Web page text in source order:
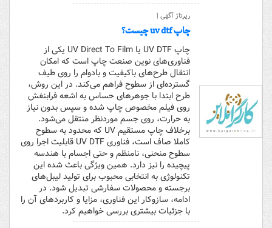
رپرتاژ آگهی |
چاپ uv dtf چیست؟
چاپ UV DTF یا UV Direct To Film یکی از
فناوری‌های نوین صنعت چاپ است که امکان
انتقال طرح‌های باکیفیت و بادوام را روی طیف
گسترده‌ای از سطوح فراهم می‌کند. در این روش،
طرح ابتدا با جوهرهای حساس به اشعه فرابنفش
روی فیلم مخصوص چاپ شده و سپس بدون نیاز
به حرارت، روی جسم موردنظر منتقل می‌شود.
برخلاف چاپ مستقیم UV که محدود به سطوح
کاملا صاف است، فناوری UV DTF قابلیت اجرا روی
سطوح منحنی، نامنظم و حتی اجسام با هندسه
پیچیده را نیز دارد. همین ویژگی باعث شده این
تکنولوژی به انتخابی محبوب برای تولید لیبل‌های
برجسته و محصولات سفارشی تبدیل شود. در
ادامه، سازوکار این فناوری، مزایا و کاربردهای آن را
با جزئیات بیشتری بررسی خواهیم کرد.